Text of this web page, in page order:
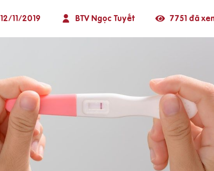
12/11/2019 BTV Ngọc Tuyết 7751 đã